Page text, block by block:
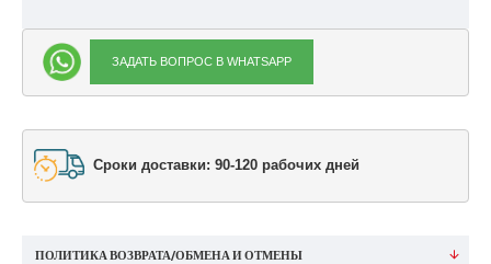
ЗАДАТЬ ВОПРОС В WHATSAPP
Сроки доставки: 90-120 рабочих дней
ПОЛИТИКА ВОЗВРАТА/ОБМЕНА И ОТМЕНЫ